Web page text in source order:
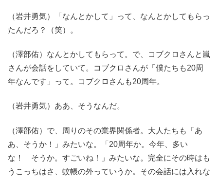
（岩井勇気）「なんとかして」って、なんとかしてもらっ
たんだろ？（笑）。
（澤部佑）なんとかしてもらって。で、コブクロさんと嵐
さんが会話をしていて。コブクロさんが「僕たちも20周
年なんです」って。コブクロさんも20周年。
（岩井勇気）ああ、そうなんだ。
（澤部佑）で、周りのその業界関係者。大人たちも「あ
あ、そうか！」みたいな。「20周年か。今年、多い
な！ そうか。すごいね！」みたいな。完全にその時はも
うこっちはさ、蚊帳の外っていうか。その会話には入れな